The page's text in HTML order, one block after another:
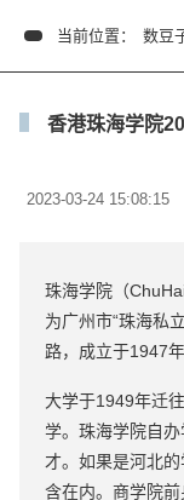
当前位置： 数豆
香港珠海学院
2023-03-24 15:08:15
珠海学院（
为广州市“珠海私
路，成立于1947
大学于1949年迁
学。珠海学院自
才。如果是河北的
含在内。商学院